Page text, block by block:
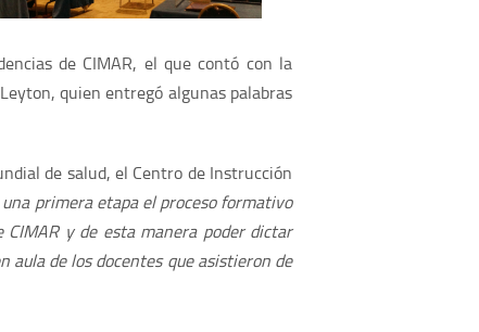
de CIMAR, el que contó con la
quien entregó algunas palabras
de salud, el Centro de Instrucción
primera etapa el proceso formativo
y de esta manera poder dictar
aula de los docentes que asistieron de